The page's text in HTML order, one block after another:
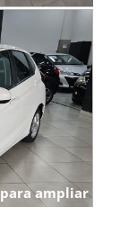
ampliar